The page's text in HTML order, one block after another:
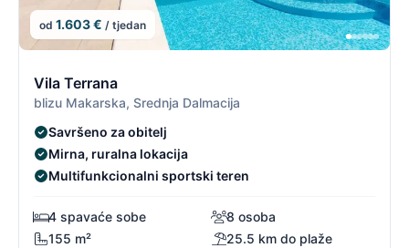
od 1.603 € / tjedan
Vila Terrana
blizu Makarska, Srednja Dalmacija
Savršeno za obitelj
Mirna, ruralna lokacija
Multifunkcionalni sportski teren
4 spavaće sobe
8 osoba
155 m²
25.5 km do plaže